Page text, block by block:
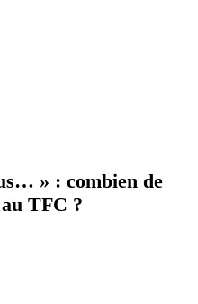
» : combien de
TFC ?